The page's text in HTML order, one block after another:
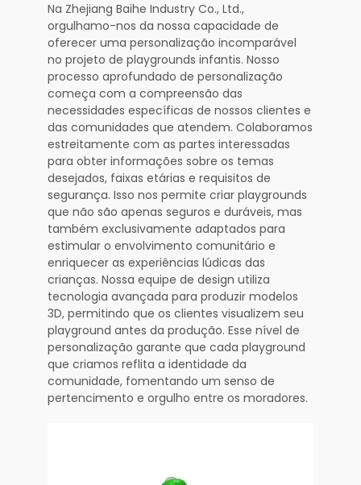
Na Zhejiang Baihe Industry Co., Ltd.,
orgulhamo-nos da nossa capacidade de
oferecer uma personalização incomparável
no projeto de playgrounds infantis. Nosso
processo aprofundado de personalização
começa com a compreensão das
necessidades específicas de nossos clientes e
das comunidades que atendem. Colaboramos
estreitamente com as partes interessadas
para obter informações sobre os temas
desejados, faixas etárias e requisitos de
segurança. Isso nos permite criar playgrounds
que não são apenas seguros e duráveis, mas
também exclusivamente adaptados para
estimular o envolvimento comunitário e
enriquecer as experiências lúdicas das
crianças. Nossa equipe de design utiliza
tecnologia avançada para produzir modelos
3D, permitindo que os clientes visualizem seu
playground antes da produção. Esse nível de
personalização garante que cada playground
que criamos reflita a identidade da
comunidade, fomentando um senso de
pertencimento e orgulho entre os moradores.